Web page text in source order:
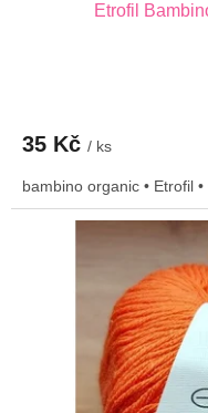
Etrofil
35 Kč / ks
bambino organic • Etrofil